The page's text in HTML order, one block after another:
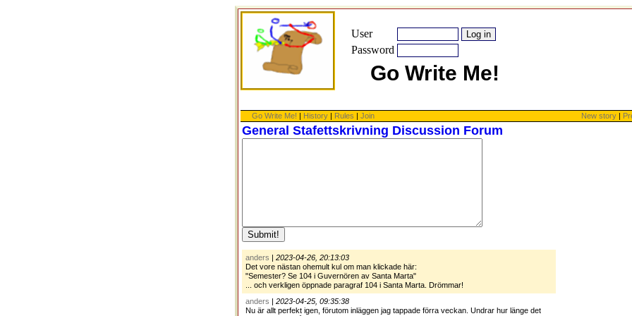
User
Password
Go Write Me!
Go Write Me! | History | Rules | Join New story |
General Stafettskrivning Discussion Forum
anders | 2023-04-26, 20:13:03
Det vore nästan ohemult kul om man klickade här:
"Semester? Se 104 i Guvernören av Santa Marta"
... och verkligen öppnade paragraf 104 i Santa Marta. Drömmar!
anders | 2023-04-25, 09:35:38
Nu är allt perfekt igen, förutom inläggen jag tappade förra veckan. Undrar hur länge det